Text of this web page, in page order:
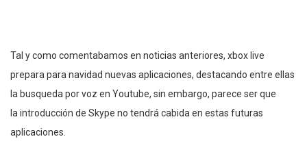
Tal y como comentabamos en noticias anteriores, xbox live
prepara para navidad nuevas aplicaciones, destacando entre ellas
la busqueda por voz en Youtube, sin embargo, parece ser que
la introducción de Skype no tendrá cabida en estas futuras
aplicaciones.